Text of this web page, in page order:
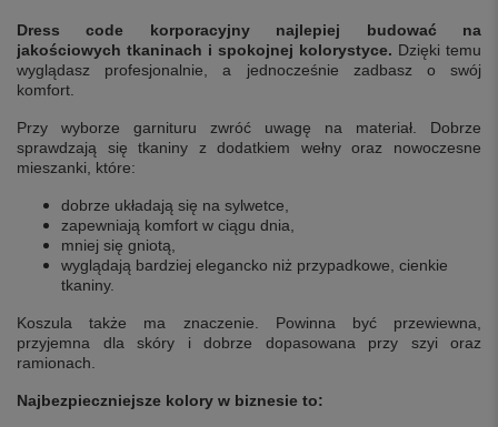
Dress code korporacyjny najlepiej budować na
jakościowych tkaninach i spokojnej kolorystyce. Dzięki temu
wyglądasz profesjonalnie, a jednocześnie zadbasz o swój
komfort.
Przy wyborze garnituru zwróć uwagę na materiał. Dobrze
sprawdzają się tkaniny z dodatkiem wełny oraz nowoczesne
mieszanki, które:
dobrze układają się na sylwetce,
zapewniają komfort w ciągu dnia,
mniej się gniotą,
wyglądają bardziej elegancko niż przypadkowe, cienkie
tkaniny.
Koszula także ma znaczenie. Powinna być przewiewna,
przyjemna dla skóry i dobrze dopasowana przy szyi oraz
ramionach.
Najbezpieczniejsze kolory w biznesie to: